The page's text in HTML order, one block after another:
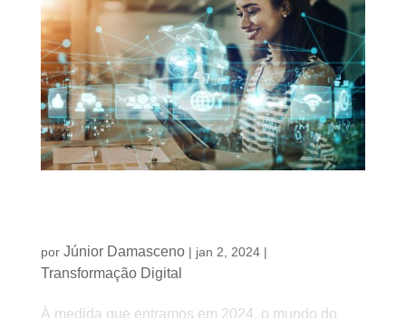
por Júnior Damasceno| jan 2, 2024|
Transformação Digital
À medida que entramos em 2024, o mundo do